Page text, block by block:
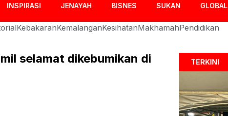
INSPIRASI JENAYAH BISNES SUKAN GLOBAL
KebakaranKemalanganKesihatanMakhamahPendidikan
selamat dikebumikan di
TERKINI